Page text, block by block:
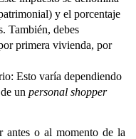
y el porcentaje
También, debes
primera vivienda, por
Esto varía dependiendo
un personal shopper
antes o al momento de la